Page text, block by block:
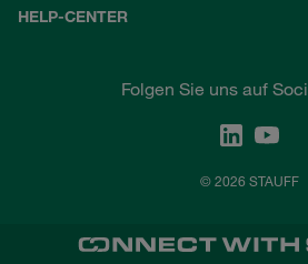
HELP-CENTER
Folgen Sie uns auf
© 2026 STAUFF